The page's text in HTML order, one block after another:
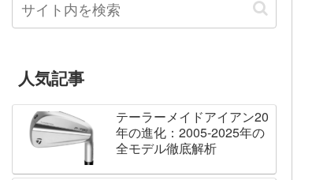
人気記事
テーラーメイドアイアン20
年の進化：2005-2025年の
全モデル徹底解析